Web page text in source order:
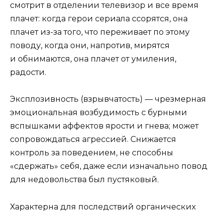
смотрит в отделении телевизор и все время
плачет: когда герои сериала ссорятся, она
плачет из-за того, что переживает по этому
поводу, когда они, напротив, мирятся
и обнимаются, она плачет от умиления,
радости.
Эксплозивность (взрывчатость) — чрезмерная
эмоциональная возбудимость с бурными
вспышками аффектов ярости и гнева; может
сопровождаться агрессией. Снижается
контроль за поведением, не способны
«сдержать» себя, даже если изначально повод
для недовольства был пустяковый.
Характерна для последствий органических